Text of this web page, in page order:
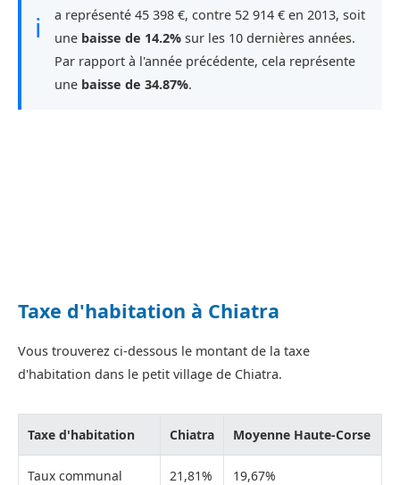
ℹ
a représenté 45 398 €, contre 52 914 € en 2013, soit
une baisse de 14.2% sur les 10 dernières années.
Par rapport à l'année précédente, cela représente
une baisse de 34.87%.
Taxe d'habitation à Chiatra
Vous trouverez ci-dessous le montant de la taxe
d'habitation dans le petit village de Chiatra.
Taxe d'habitation Chiatra Moyenne Haute-Corse
Taux communal 21,81% 19,67%